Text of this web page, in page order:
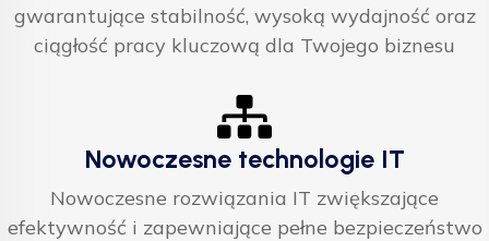
gwarantujące stabilność, wysoką wydajność oraz
ciągłość pracy kluczową dla Twojego biznesu
Nowoczesne technologie IT
Nowoczesne rozwiązania IT zwiększające
efektywność i zapewniające pełne bezpieczeństwo